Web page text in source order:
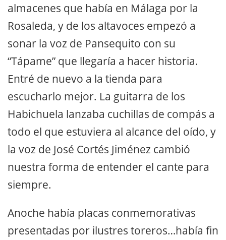
almacenes que había en Málaga por la
Rosaleda, y de los altavoces empezó a
sonar la voz de Pansequito con su
“Tápame” que llegaría a hacer historia.
Entré de nuevo a la tienda para
escucharlo mejor. La guitarra de los
Habichuela lanzaba cuchillas de compás a
todo el que estuviera al alcance del oído, y
la voz de José Cortés Jiménez cambió
nuestra forma de entender el cante para
siempre.
Anoche había placas conmemorativas
presentadas por ilustres toreros…había fin